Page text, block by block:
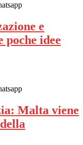
e
idee
Malta viene